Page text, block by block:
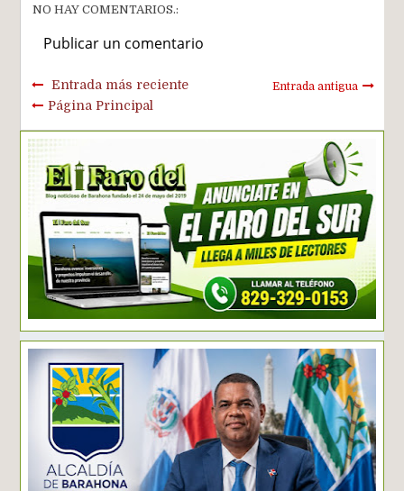
NO HAY COMENTARIOS.:
Publicar un comentario
Entrada más reciente Entrada antigua
Página Principal